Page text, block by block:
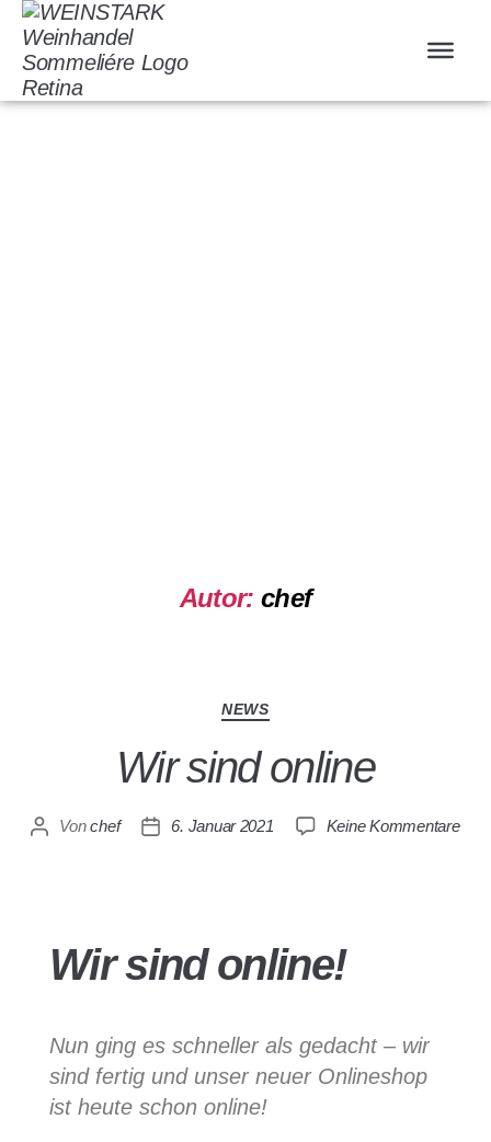
Autor: chef
NEWS
Wir sind online
Vonchef 6. Januar 2021 Keine Kommentare
Wir sind online!
Nun ging es schneller als gedacht – wir
sind fertig und unser neuer Onlineshop
ist heute schon online!